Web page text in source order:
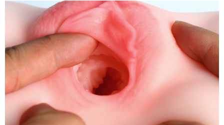
Đài
của
mãnh
liệt
hơn